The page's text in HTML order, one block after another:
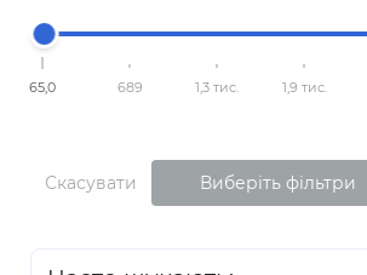
65,0 689 1,3 тис. 1,9 тис.
Скасувати Виберіть фільтри